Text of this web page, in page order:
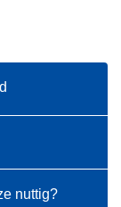
nuttig?